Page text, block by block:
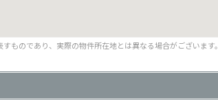
ものであり、実際の物件所在地とは異なる場合がございます。